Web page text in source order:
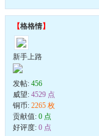
【格格情】
新手上路
发帖: 456
威望: 4529 点
铜币: 2265 枚
贡献值: 0 点
好评度: 0 点